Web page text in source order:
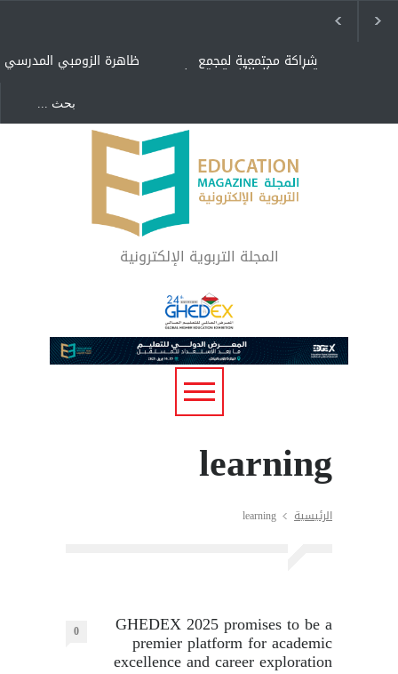
ظاهرة الزومبي المدرسي شراكة مجتمعية لمجمع
تعليمي بالطائف تستهدف
"كنت أنضرب ومافيني إلا
العافية" هل هذا مبرر
لاستمرار أسلوب التربية
المتوارث؟
لماذا تعد برامج توعية الأطفال
بخصوصية الجسد وقاية لا
فضول؟
المجلة التربوية الإلكترونية
learning
الرئيسية learning
GHEDEX 2025 promises to be a
premier platform for academic
excellence and career exploration
0